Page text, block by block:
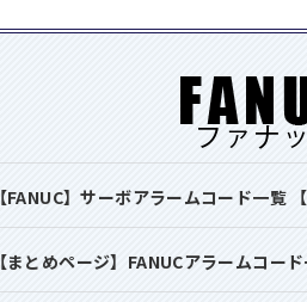
【FANUC】サーボアラームコード一覧
【まとめページ】FANUCアラームコー